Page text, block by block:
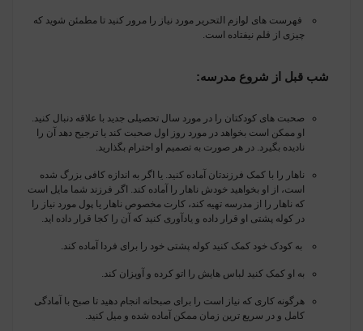
فهرست های لوازم التحریر مورد نیاز را مرور کنید تا مطمئن شوید که
چیزی از قلم نیفتاده است.
شب قبل از شروع مدرسه:
صحبت های کودکتان را در مورد سال تحصیلی جدید با علاقه دنبال کنید.
او ممکن است بخواهد در مورد روز اول صحبت کند یا ترجیح دهد آن را
نادیده بگیرد. در هر صورت به تصمیم او احترام بگذارید.
ناهار را با کمک فرزندتان آماده کنید. یا اگر به اندازه کافی بزرگ شده
است، از او بخواهید خودش ناهار را آماده کند. اگر فرزند شما مایل است
که ناهار را از مدرسه تهیه کند، کارت مخصوص ناهار یا پول مورد نیاز را
در کوله پشتی او قرار داده و یادآوری کنید که آن را کجا قرار داده اید.
به کودک خود کمک کنید کوله پشتی خود را برای فردا آماده کند.
به او کمک کنید لباس هایش را اتو کرده و آویزان کند.
هرگونه کاری که نیاز است را برای صبحانه انجام دهید تا صبح با آمادگی
کامل و در سریع ترین زمان ممکن آماده شده و میل کنید.